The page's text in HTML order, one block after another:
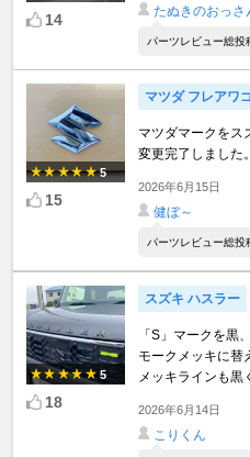
14 たぬきのおっさ
パーツレビュー総投
5
15
マツダ フレアワ
マツダマークをス
変更完了しました。
2026年6月15日
健ぼ～
パーツレビュー総投
5
18
スズキ ハスラー
「S」マークを黒
モークメッキに替
メッキラインも
2026年6月14日
こりくん